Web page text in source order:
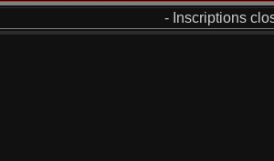
- Inscriptions